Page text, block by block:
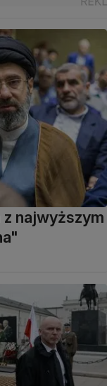
z najwyższym